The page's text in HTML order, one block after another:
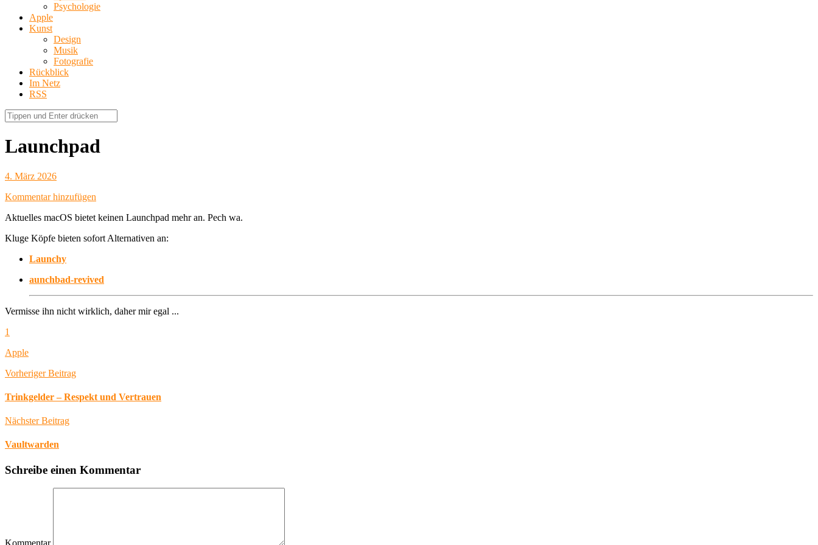
Psychologie
Apple
Kunst
Design
Musik
Fotografie
Rückblick
Im Netz
RSS
Launchpad
4. März 2026
Kommentar hinzufügen
Aktuelles macOS bietet keinen Launchpad mehr an. Pech wa.
Kluge Köpfe bieten sofort Alternativen an:
Launchy
aunchbad-revived
Vermisse ihn nicht wirklich, daher mir egal ...
1
Apple
Vorheriger Beitrag
Trinkgelder – Respekt und Vertrauen
Nächster Beitrag
Vaultwarden
Schreibe einen Kommentar